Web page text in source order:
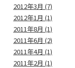
2012年3月 (7)
2012年1月 (1)
2011年8月 (1)
2011年6月 (2)
2011年4月 (1)
2011年2月 (1)